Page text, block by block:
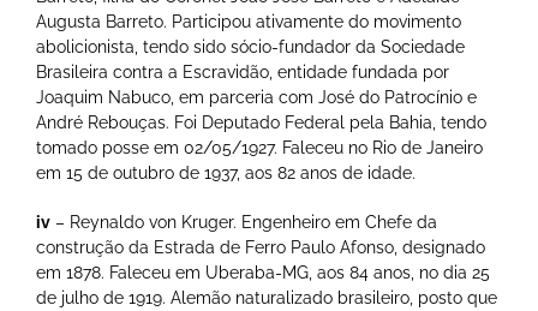
Augusta Barreto. Participou ativamente do movimento
abolicionista, tendo sido sócio-fundador da Sociedade
Brasileira contra a Escravidão, entidade fundada por
Joaquim Nabuco, em parceria com José do Patrocínio e
André Rebouças. Foi Deputado Federal pela Bahia, tendo
tomado posse em 02/05/1927. Faleceu no Rio de Janeiro
em 15 de outubro de 1937, aos 82 anos de idade.
iv – Reynaldo von Kruger. Engenheiro em Chefe da
construção da Estrada de Ferro Paulo Afonso, designado
em 1878. Faleceu em Uberaba-MG, aos 84 anos, no dia 25
de julho de 1919. Alemão naturalizado brasileiro, posto que